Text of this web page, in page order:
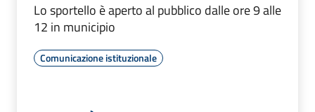
Lo sportello è aperto al pubblico dalle ore 9 alle
12 in municipio
Comunicazione istituzionale